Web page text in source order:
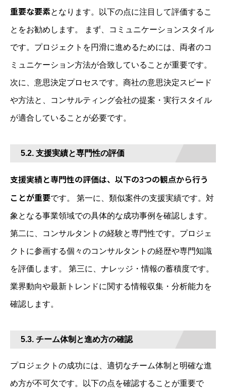
重要な要素となります。以下の点に注目して評価するこ
とをお勧めします。 まず、コミュニケーションスタイル
です。プロジェクトを円滑に進めるためには、両者のコ
ミュニケーション方法が合致していることが重要です。
次に、意思決定プロセスです。商社の意思決定スピード
や方法と、コンサルティング会社の提案・実行スタイル
が適合していることが必要です。
5.2. 支援実績と専門性の評価
支援実績と専門性の評価は、以下の3つの観点から行う
ことが重要です。 第一に、類似案件の支援実績です。対
象となる事業領域での具体的な成功事例を確認します。
第二に、コンサルタントの経験と専門性です。プロジェ
クトに参画する個々のコンサルタントの経歴や専門知識
を評価します。 第三に、ナレッジ・情報の蓄積度です。
業界動向や最新トレンドに関する情報収集・分析能力を
確認します。
5.3. チーム体制と進め方の確認
プロジェクトの成功には、適切なチーム体制と明確な進
め方が不可欠です。以下の点を確認することが重要で